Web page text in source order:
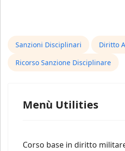
Sanzioni Disciplinari
Diritto
Ricorso Sanzione Disciplinare
Menù Utilities
Corso base in diritto